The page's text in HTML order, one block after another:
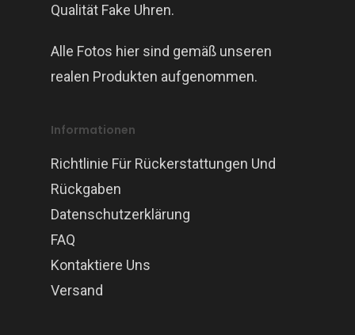
Qualität Fake Uhren.
Alle Fotos hier sind gemäß unseren
realen Produkten aufgenommen.
Informationen
Richtlinie Für Rückerstattungen Und
Rückgaben
Datenschutzerklärung
FAQ
Kontaktiere Uns
Versand